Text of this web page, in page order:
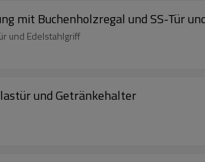
mit Buchenholzregal und SS-Tür
und Edelstahlgriff
und Getränkehalter